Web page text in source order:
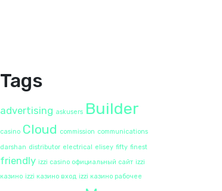
Tags
advertising askusers Builder
casino Cloud commission communications
darshan distributor electrical elisey fifty finest
friendly izzi casino официальный сайт izzi
казино izzi казино вход izzi казино рабочее